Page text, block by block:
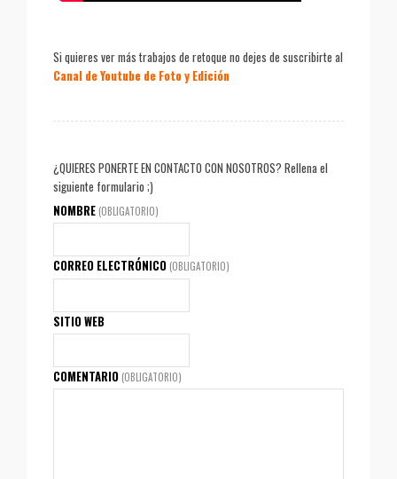
Si quieres ver más trabajos de retoque no dejes de suscribirte al
Canal de Youtube de Foto y Edición
¿QUIERES PONERTE EN CONTACTO CON NOSOTROS? Rellena el
siguiente formulario ;)
NOMBRE (OBLIGATORIO)
CORREO ELECTRÓNICO (OBLIGATORIO)
SITIO WEB
COMENTARIO (OBLIGATORIO)